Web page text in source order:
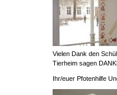
Vielen Dank den
Tierheim sagen
Ihr/euer Pfotenhilfe